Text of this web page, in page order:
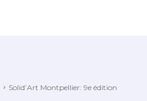
Solid’Art Montpellier: 9e édition